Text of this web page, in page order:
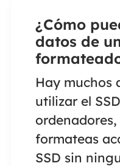
¿Cómo
datos de
Hay muchos
utilizar el
formateas
SSD sin